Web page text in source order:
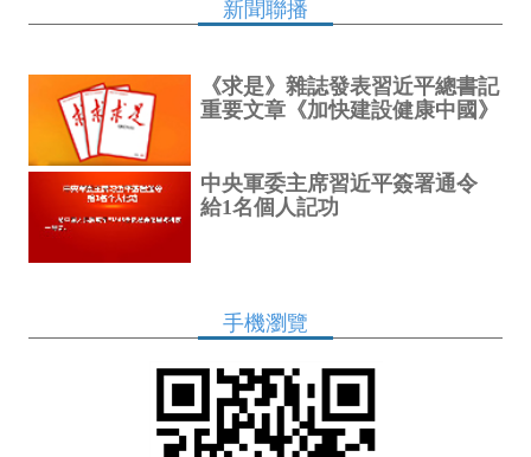
新聞聯播
《求是》雜誌發表習近平總書記
重要文章《加快建設健康中國》
中央軍委主席習近平簽署通令
給1名個人記功
手機瀏覽